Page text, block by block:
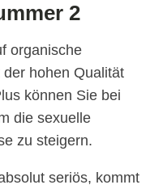
2
organische
hohen Qualität
können Sie bei
die sexuelle
zu steigern.
seriös, kommt